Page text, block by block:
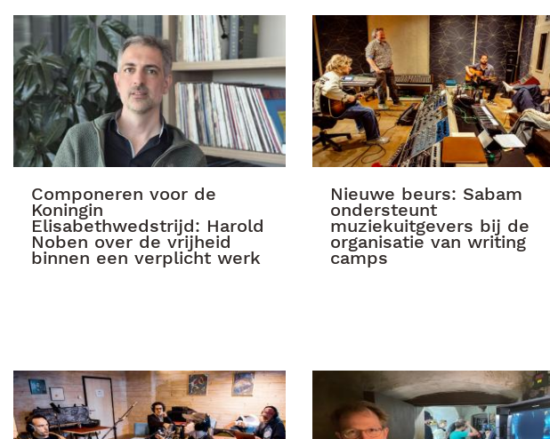
Componeren voor de
Koningin
Elisabethwedstrijd: Harold
Noben over de vrijheid
binnen een verplicht werk
Nieuwe beurs: Sabam
ondersteunt
muziekuitgevers bij de
organisatie van writing
camps